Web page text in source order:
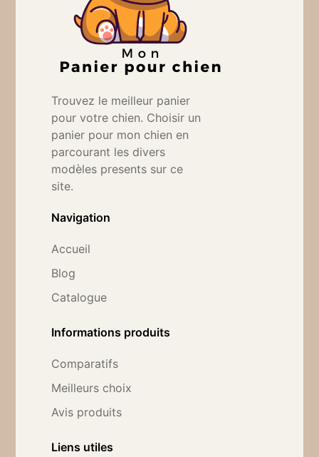
Trouvez le meilleur panier
pour votre chien. Choisir un
panier pour mon chien en
parcourant les divers
modèles presents sur ce
site.
Navigation
Accueil
Blog
Catalogue
Informations produits
Comparatifs
Meilleurs choix
Avis produits
Liens utiles